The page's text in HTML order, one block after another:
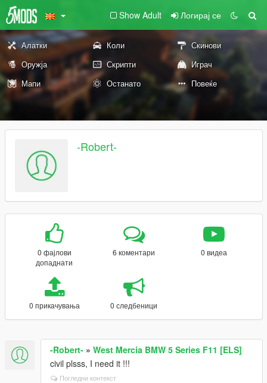
Show Adult Логирај се
Алатки Коли
Скинови
Оружја
Скрипти
Играч
Мапи
Останато Повеќе
-Robert-
0 фајлови
допаднати
6 коментари 0 видеа
0 прикачувања 0 следбеници
-Robert- » West Mercia BMW 5 Series F11 [ELS]
civil plsss, I need it !!!
Погледни контекст